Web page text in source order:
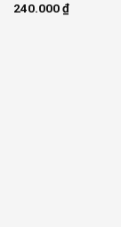
240.000₫